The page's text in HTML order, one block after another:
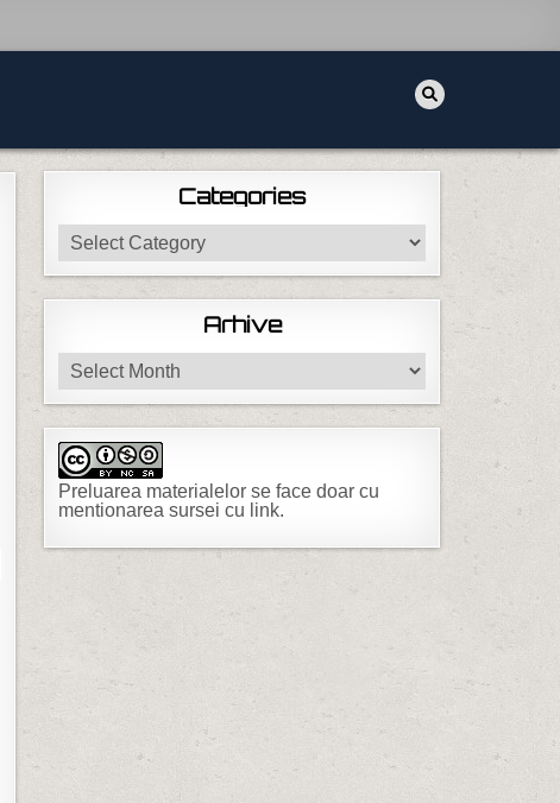
Categories
Categories
Arhive
Arhive
Preluarea materialelor se face doar cu
mentionarea sursei cu link.